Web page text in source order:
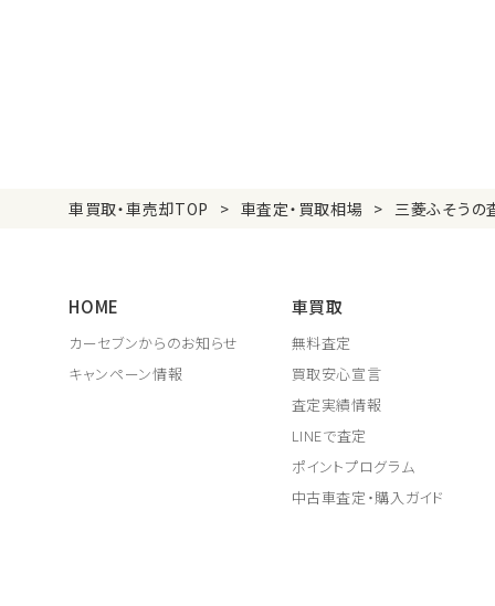
車買取・車売却TOP 車査定・買取相場 三菱ふそうの
HOME
カーセブンからのお知らせ
キャンペーン情報
車買取
無料査定
買取安心宣言
査定実績情報
LINEで査定
ポイントプログラム
中古車査定・購入ガイド